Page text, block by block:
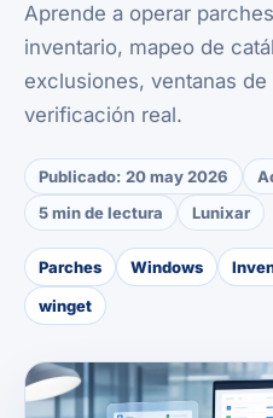
Aprende a operar
inventario, mapeo de
exclusiones, ventanas
verificación real.
Publicado: 20 may 2026
5 min de lectura
Lunixar
Parches Windows
winget